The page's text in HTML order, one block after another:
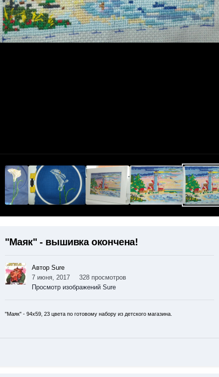
"Маяк" - вышивка окончена!
Автор Sure
7 июня, 2017
328 просмотров
Просмотр изображений Sure
"Маяк" - 94х59, 23 цвета по готовому набору из детского магазина.